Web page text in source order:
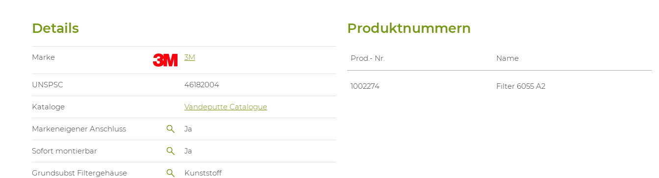
Details
Marke 3M
UNSPSC 46182004
Kataloge Vandeputte Catalogue
Markeneigener Anschluss Ja
Sofort montierbar Ja
Grundsubst Filtergehäuse Kunststoff
Produktnummern
Prod.- Nr. Name
1002274 Filter 6055 A2